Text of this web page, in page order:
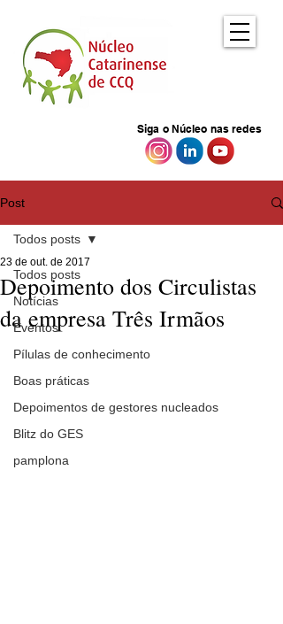
Siga o Núcleo nas redes
Post
Todos posts
Notícias
Eventos
Pílulas de conhecimento
Boas práticas
Depoimentos de gestores nucleados
Blitz do GES
pamplona
Todos posts
Depoimento dos Circulistas
da empresa Três Irmãos
23 de out. de 2017